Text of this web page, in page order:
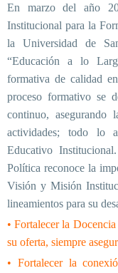
En marzo del año
Institucional para la
la Universidad de
“Educación a lo
formativa de calidad
proceso formativo se
continuo, asegurando
actividades; todo lo
Educativo
Política reconoce la
Visión y Misión
lineamientos para su
• Fortalecer la
su oferta, siempre
• Fortalecer la